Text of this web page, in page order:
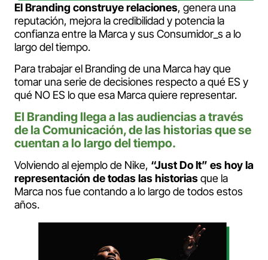
El Branding construye relaciones, genera una
reputación, mejora la credibilidad y potencia la
confianza entre la Marca y sus Consumidor_s a lo
largo del tiempo.
Para trabajar el Branding de una Marca hay que
tomar una serie de decisiones respecto a qué ES y
qué NO ES lo que esa Marca quiere representar.
El Branding llega a las audiencias a través
de la Comunicación, de las historias que se
cuentan a lo largo del tiempo.
Volviendo al ejemplo de Nike, “Just Do It” es hoy la
representación de todas las historiasque la
Marca nos fue contando a lo largo de todos estos
años.